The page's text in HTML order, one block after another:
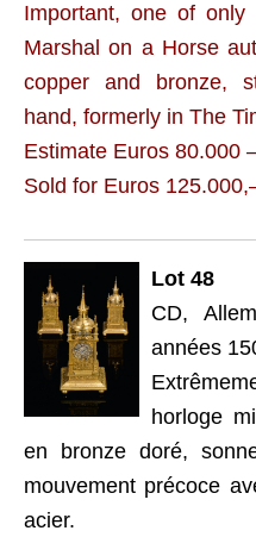
Important, one of
Marshal on a Horse
copper and bronze,
hand, formerly in The
Estimate Euros 80.000
Sold for Euros
Lot 48
CD,
années
horloge
en bronze doré,
mouvement précoce
acier.